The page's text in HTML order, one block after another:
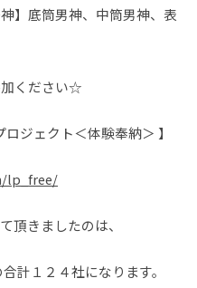
底筒男神、中筒男神、表
ください☆
ジェクト＜体験奉納＞ 】
lp_free/
頂きましたのは、
計１２４社になります。